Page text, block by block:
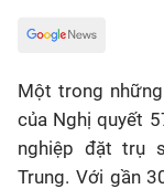
Một trong
của Nghị quyết
nghiệp đặt trụ
Trung. Với gần